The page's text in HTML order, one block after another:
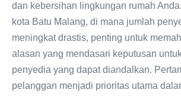
dan kebersihan lingkungan rumah
kota Batu Malang, di mana jumlah
meningkat drastis, penting untuk
alasan yang mendasari keputusan
penyedia yang dapat diandalkan.
pelanggan menjadi prioritas utama